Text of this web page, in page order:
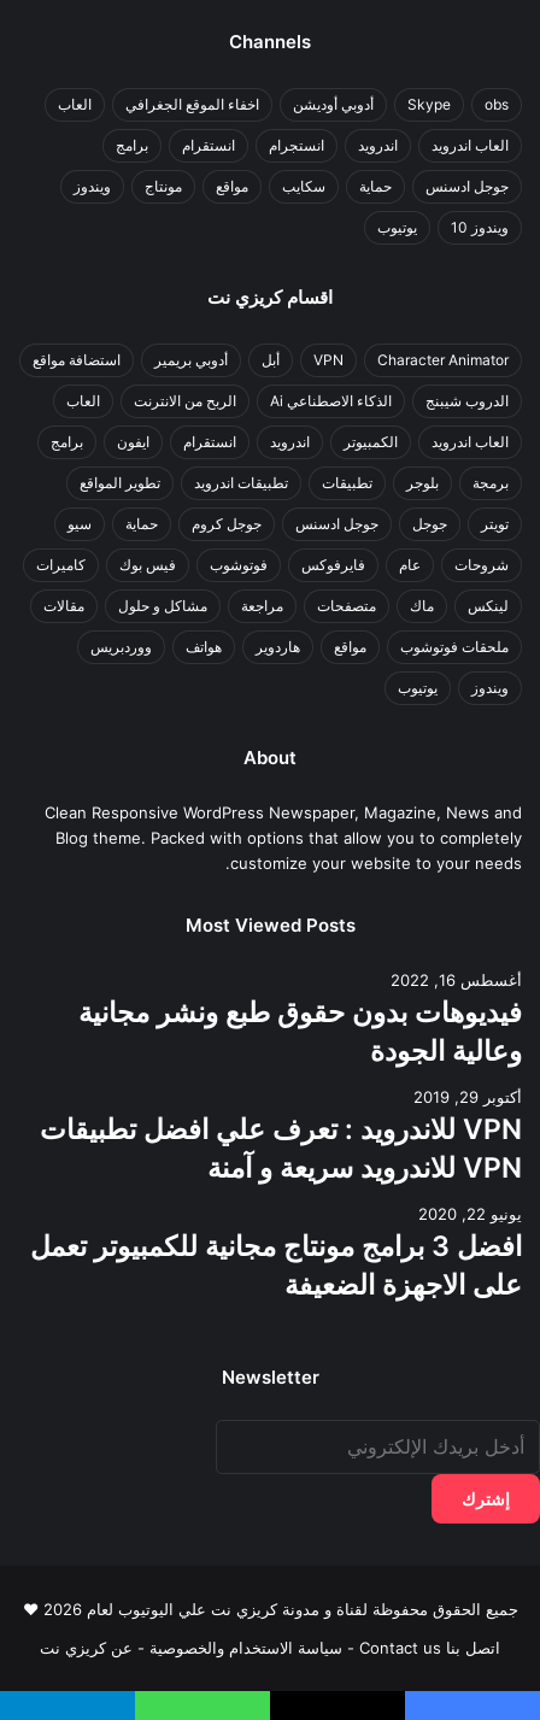
Channels
obs
Skype أدوبي أوديشن اخفاء الموقع الجغرافي العاب
العاب اندرويد اندرويد انستجرام انستقرام برامج
جوجل ادسنس حماية سكايب مواقع مونتاج ويندوز
ويندوز 10 يوتيوب
اقسام كريزي نت
Character Animator
VPN أبل أدوبي بريمير استضافة مواقع
الدروب شيبنج الذكاء الاصطناعي Ai الربح من الانترنت العاب
العاب اندرويد الكمبيوتر اندرويد انستقرام ايفون برامج
برمجة بلوجر تطبيقات تطبيقات اندرويد تطوير المواقع
تويتر جوجل جوجل ادسنس جوجل كروم حماية سيو
شروحات عام فايرفوكس فوتوشوب فيس بوك كاميرات
لينكس ماك متصفحات مراجعة مشاكل و حلول مقالات
ملحقات فوتوشوب مواقع هاردوير هواتف ووردبريس
ويندوز يوتيوب
About
Clean Responsive WordPress Newspaper, Magazine, News and
Blog theme. Packed with options that allow you to completely
customize your website to your needs.
Most Viewed Posts
أغسطس 16, 2022
فيديوهات بدون حقوق طبع ونشر مجانية
وعالية الجودة
أكتوبر 29, 2019
VPN للاندرويد : تعرف علي افضل تطبيقات
VPN للاندرويد سريعة و آمنة
يونيو 22, 2020
افضل 3 برامج مونتاج مجانية للكمبيوتر تعمل
على الاجهزة الضعيفة
Newsletter
أدخل
بريدك
الإلكتروني
جميع الحقوق محفوظة لقناة و مدونة كريزي نت علي اليوتيوب لعام 2026 ♥
اتصل بنا Contact us
- سياسة الاستخدام والخصوصية - عن كريزي نت